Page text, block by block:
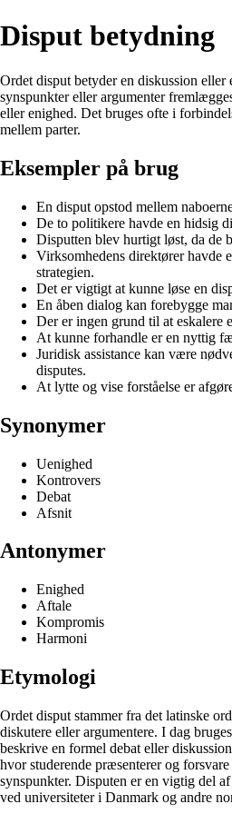
Disput betydning
Ordet disput betyder en diskussion
synspunkter eller argumenter
eller enighed. Det bruges ofte i
mellem parter.
Eksempler på brug
En disput opstod mellem
De to politikere havde en hidsig
Disputten blev hurtigt løst, da de
Virksomhedens direktører havde
strategien.
Det er vigtigt at kunne løse en
En åben dialog kan forebygge
Der er ingen grund til at eskalere
At kunne forhandle er en nyttig
Juridisk assistance kan være
disputes.
At lytte og vise forståelse er
Synonymer
Uenighed
Kontrovers
Debat
Afsnit
Antonymer
Enighed
Aftale
Kompromis
Harmoni
Etymologi
Ordet disput stammer fra det latinske
diskutere eller argumentere. I dag
beskrive en formel debat eller
hvor studerende præsenterer og
synspunkter. Disputen er en vigtig del
ved universiteter i Danmark og andre